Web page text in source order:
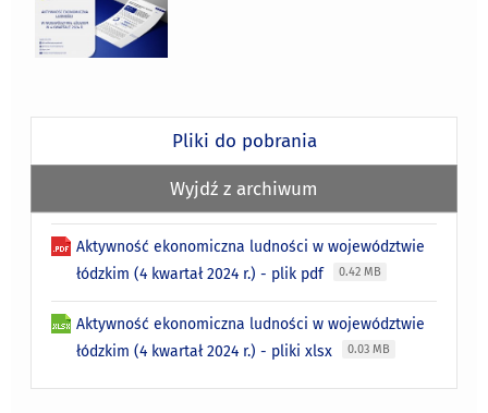
Pliki do pobrania
Wyjdź z archiwum
Aktywność ekonomiczna ludności w województwie
łódzkim (4 kwartał 2024 r.) - plik pdf
0.42 MB
Aktywność ekonomiczna ludności w województwie
łódzkim (4 kwartał 2024 r.) - pliki xlsx
0.03 MB